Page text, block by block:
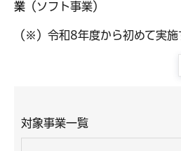
業 （ソフト事業）
（※）令和8年度から初めて実施
対象事業一覧